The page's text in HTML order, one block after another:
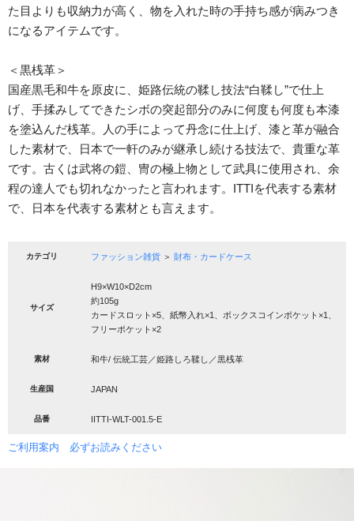
た目よりも収納力が高く、物を入れた時の手持ち感が病みつき
になるアイテムです。
＜黒桟革＞
国産黒毛和牛を原皮に、姫路伝統の鞣し技法“白鞣し”で仕上
げ、手揉みしてできたシボの突起部分のみに何度も何度も本漆
を塗込んだ桟革。人の手によって丹念に仕上げ、漆と革が融合
した素材で、日本で一軒のみが継承し続ける技法で、貴重な革
です。古くは武将の鎧、冑の極上物として武具に使用され、余
程の達人でも切れなかったと言われます。ITTIを代表する素材
で、日本を代表する素材とも言えます。
カテゴリ ファッション雑貨 ＞ 財布・カードケース
サイズ
H9×W10×D2cm
約105g
カードスロット×5、紙幣入れ×1、ボックスコインポケット×1、
フリーポケット×2
素材 和牛/ 伝統工芸／姫路しろ鞣し／黒桟革
生産国 JAPAN
品番 IITTI-WLT-001.5-E
ご利用案内 必ずお読みください